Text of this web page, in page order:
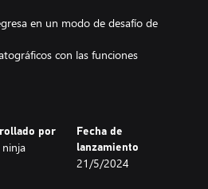
en un modo de desafío de
con las funciones
creado esta experiencia
por
ninja
Fecha de
lanzamiento
21/5/2024